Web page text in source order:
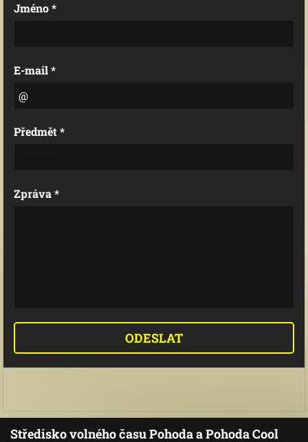
Jméno *
E-mail *
Předmět *
Zpráva *
Středisko volného času Pohoda a Pohoda Cool